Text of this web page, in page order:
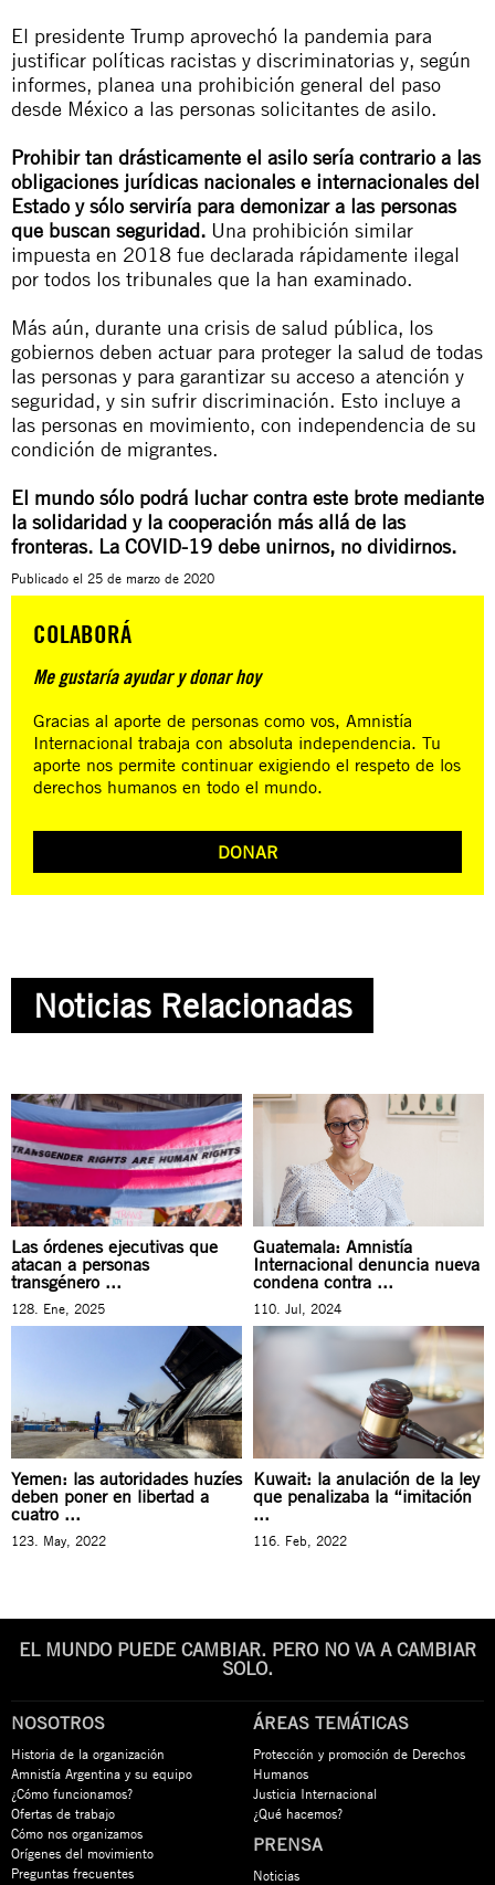
El presidente Trump aprovechó la pandemia para
justificar políticas racistas y discriminatorias y, según
informes, planea una prohibición general del paso
desde México a las personas solicitantes de asilo.
Prohibir tan drásticamente el asilo sería contrario a las
obligaciones jurídicas nacionales e internacionales del
Estado y sólo serviría para demonizar a las personas
que buscan seguridad. Una prohibición similar
impuesta en 2018 fue declarada rápidamente ilegal
por todos los tribunales que la han examinado.
Más aún, durante una crisis de salud pública, los
gobiernos deben actuar para proteger la salud de todas
las personas y para garantizar su acceso a atención y
seguridad, y sin sufrir discriminación. Esto incluye a
las personas en movimiento, con independencia de su
condición de migrantes.
El mundo sólo podrá luchar contra este brote mediante
la solidaridad y la cooperación más allá de las
fronteras. La COVID-19 debe unirnos, no dividirnos.
Publicado el 25 de marzo de 2020
COLABORÁ
Me gustaría ayudar y donar hoy
Gracias al aporte de personas como vos, Amnistía
Internacional trabaja con absoluta independencia. Tu
aporte nos permite continuar exigiendo el respeto de los
derechos humanos en todo el mundo.
DONAR
Noticias Relacionadas
Las órdenes ejecutivas que
atacan a personas
transgénero ...
128. Ene, 2025
Guatemala: Amnistía
Internacional denuncia nueva
condena contra ...
110. Jul, 2024
Yemen: las autoridades huzíes
deben poner en libertad a
cuatro ...
123. May, 2022
Kuwait: la anulación de la ley
que penalizaba la “imitación
...
116. Feb, 2022
EL MUNDO PUEDE CAMBIAR. PERO NO VA A CAMBIAR
SOLO.
NOSOTROS
Historia de la organización
Amnistía Argentina y su equipo
¿Cómo funcionamos?
Ofertas de trabajo
Cómo nos organizamos
Orígenes del movimiento
Preguntas frecuentes
ÁREAS TEMÁTICAS
Protección y promoción de Derechos
Humanos
Justicia Internacional
¿Qué hacemos?
PRENSA
Noticias